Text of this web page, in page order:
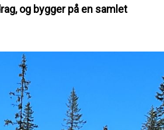
og bygger på en samlet